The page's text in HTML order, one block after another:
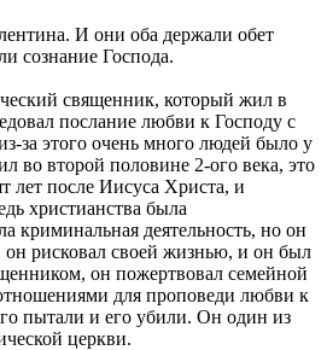
И они оба держали обет
сознание Господа.
священник, который жил в
послание любви к Господу с
за этого очень много людей было у
во второй половине 2-ого века, это
лет после Иисуса Христа, и
христианства была
криминальная деятельность, но он
он рисковал своей жизнью, и он был
он пожертвовал семейной
для проповеди любви к
пытали и его убили. Он один из
церкви.